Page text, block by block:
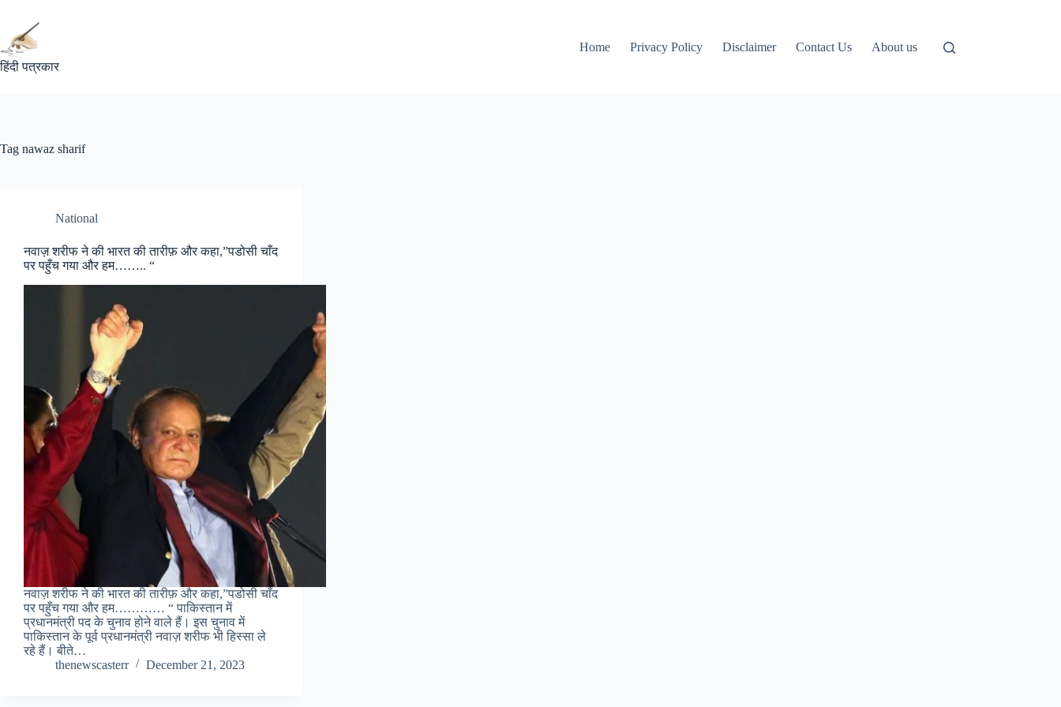
content
हिंदी पत्रकार
Home Privacy Policy Disclaimer Contact Us About us
Tag nawaz sharif
National
नवाज़ शरीफ ने की भारत की तारीफ़ और कहा,”पडोसी चाँद
पर पहुँच गया और हम…….. “
नवाज़ शरीफ ने की भारत की तारीफ़ और कहा,”पडोसी चाँद
पर पहुँच गया और हम………… “ पाकिस्तान में
प्रधानमंत्री पद के चुनाव होने वाले हैं। इस चुनाव में
पाकिस्तान के पूर्व प्रधानमंत्री नवाज़ शरीफ भी हिस्सा ले
रहे हैं। बीते…
thenewscasterr
December 21, 2023